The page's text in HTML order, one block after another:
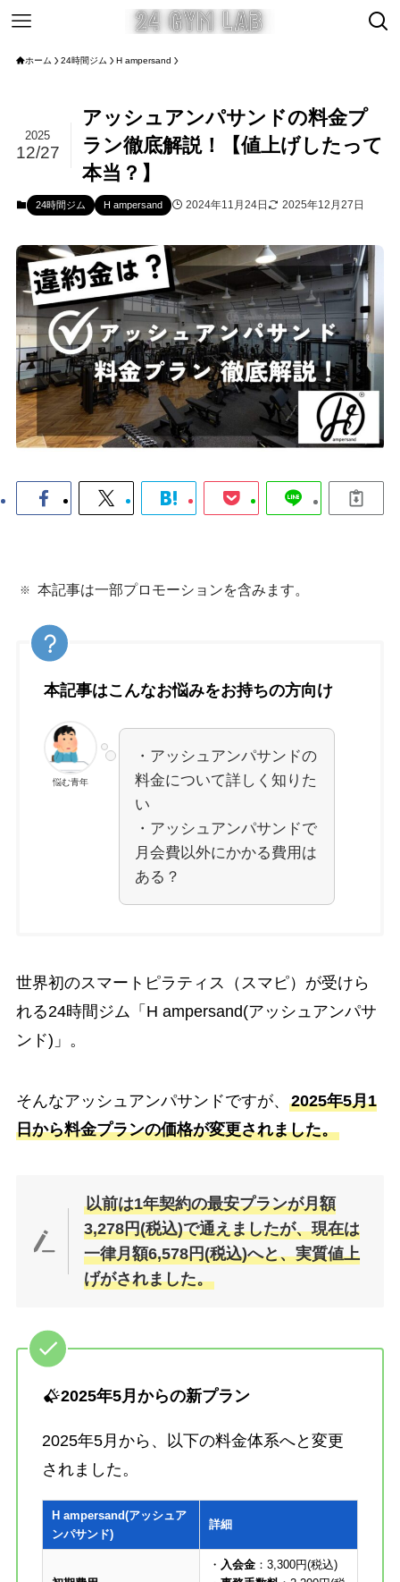
ホーム 24時間ジム H ampersand
アッシュアンパサンドの料金プ
ラン徹底解説！【値上げしたって
本当？】
2025
12/27
24時間ジム H ampersand 2024年11月24日 2025年12月27日
本記事は一部プロモーションを含みます。
本記事はこんなお悩みをお持ちの方向け
悩む青年
・アッシュアンパサンドの
料金について詳しく知りた
い
・アッシュアンパサンドで
月会費以外にかかる費用は
ある？
世界初のスマートピラティス（スマピ）が受けら
れる24時間ジム「H ampersand(アッシュアンパサ
ンド)」。
そんなアッシュアンパサンドですが、 2025年5月1
日から料金プランの価格が変更されました。
以前は1年契約の最安プランが月額
3,278円(税込)で通えましたが、現在は
一律月額6,578円(税込)へと、実質値上
げがされました。
2025年5月からの新プラン
2025年5月から、以下の料金体系へと変更
されました。
H ampersand(アッシュア
ンパサンド)
詳細
・ 入会金：3,300円(税込)